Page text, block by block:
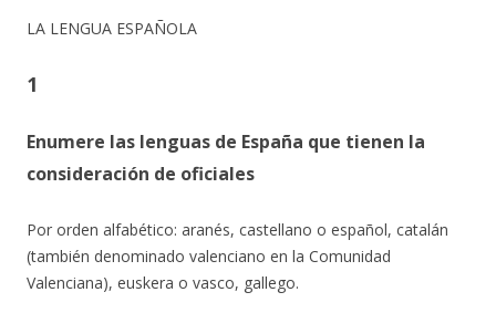
LA LENGUA ESPAÑOLA
1
Enumere las lenguas de España que tienen la
consideración de oficiales
Por orden alfabético: aranés, castellano o español, catalán
(también denominado valenciano en la Comunidad
Valenciana), euskera o vasco, gallego.